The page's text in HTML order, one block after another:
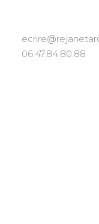
06.47.84.80.88